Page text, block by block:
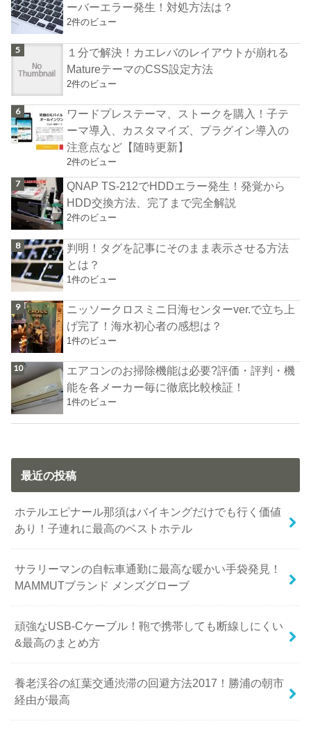
ーバーエラー発生！対処方法は？
2件のビュー
１分で解決！カエレバのレイアウトが崩れる
MatureテーマのCSS設定方法
2件のビュー
ワードプレステーマ、ストークを購入！子テ
ーマ導入、カスタマイズ、プラグイン導入の
注意点など【随時更新】
2件のビュー
QNAP TS-212でHDDエラー発生！発覚から
HDD交換方法、完了まで完全解説
2件のビュー
判明！タグを記事にそのまま表示させる方法
とは？
1件のビュー
ニッソークロスミニ日海センターver.で立ち上
げ完了！海水初心者の感想は？
1件のビュー
エアコンのお掃除機能は必要?評価・評判・機
能を各メーカー毎に徹底比較検証！
1件のビュー
最近の投稿
ホテルエピナール那須はバイキングだけでも行く価値
あり！子連れに最高のベストホテル
サラリーマンの自転車通勤に最高な暖かい手袋発見！
MAMMUTブランド メンズグローブ
頑強なUSB-Cケーブル！鞄で携帯しても断線しにくい
&最高のまとめ方
養老渓谷の紅葉交通渋滞の回避方法2017！勝浦の朝市
経由が最高